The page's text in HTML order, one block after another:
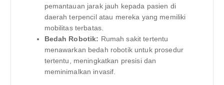
pemantauan jarak jauh kepada pasien di
daerah terpencil atau mereka yang memiliki
mobilitas terbatas.
Bedah Robotik: Rumah sakit tertentu
menawarkan bedah robotik untuk prosedur
tertentu, meningkatkan presisi dan
meminimalkan invasif.